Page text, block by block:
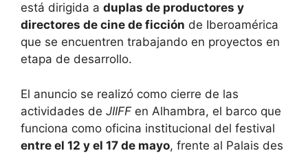
está dirigida a duplas de productores y
directores de cine de ficción de Iberoamérica
que se encuentren trabajando en proyectos en
etapa de desarrollo.
El anuncio se realizó como cierre de las
actividades de JIIFF en Alhambra, el barco que
funciona como oficina institucional del festival
entre el 12 y el 17 de mayo, frente al Palais des